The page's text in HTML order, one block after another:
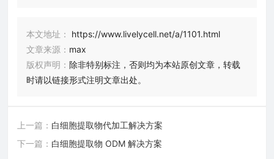
本文地址：
https://www.livelycell.net/a/1101.html
文章来源： max
版权声明： 除非特别标注，否则均为本站原创文章，转载
时请以链接形式注明文章出处。
上一篇： 白细胞提取物代加工解决方案
下一篇： 白细胞提取物 ODM 解决方案